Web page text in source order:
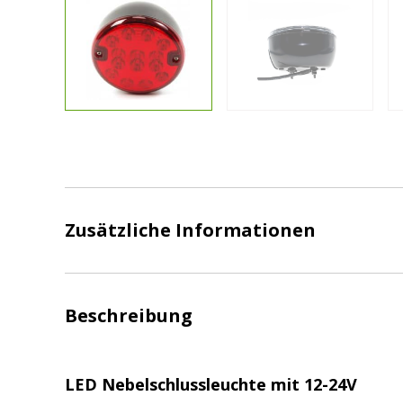
Zusätzliche Informationen
Beschreibung
LED Nebelschlussleuchte mit 12-24V